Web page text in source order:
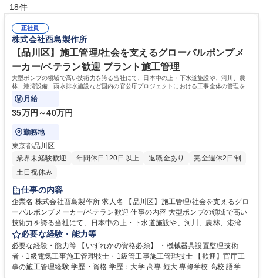
18件
正社員
株式会社酉島製作所
【品川区】施工管理/社会を支えるグローバルポンプメ
ーカー/ベテラン歓迎 プラント施工管理
大型ポンプの領域で高い技術力を誇る当社にて、日本中の上・下水道施設や、河川、農
林、港湾設備、雨水排水施設など国内の官公庁プロジェクトにおける工事全体の管理を行
います。
月給
35万円～40万円
勤務地
東京都品川区
業界未経験歓迎
年間休日120日以上 退職金あり
完全週休2日制
土日祝休み
仕事の内容
企業名 株式会社酉島製作所 求人名 【品川区】施工管理/社会を支えるグロ
ーバルポンプメーカー/ベテラン歓迎 仕事の内容 大型ポンプの領域で高い
技術力を誇る当社にて、日本中の上・下水道施設や、河川、農林、港湾設
備、雨水排水施設など国内の官公庁プロジェクトにおける工事全体の管理
を行います。 ■ポンプはプラントの基幹装置でハイテクポンプメーカーで
あるため元請けとして、プロジェクト全体を仕切ることが多くなります。
■現場代理人として、工事計画の策定、現場予算の管理、 現場の進捗管
必要な経験・能力等
必要な経験・能力等 【いずれかの資格必須】 ・機械器具設置監理技術
者・1級電気工事施工管理技士・1級管工事施工管理技士 【歓迎】官庁工
事の施工管理経験 学歴・資格 学歴：大学 高専 短大 専修学校 高校 語学